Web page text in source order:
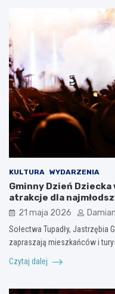
KULTURA WYDARZENIA
Gminny Dzień Dziecka
atrakcje dla
21 maja 2026
Sołectwa Tupadły, Jastrzębia
zapraszają mieszkańców i
Czytaj dalej